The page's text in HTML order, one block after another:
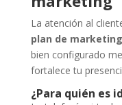
La atención al
plan de marketing
bien configurado
fortalece tu
¿Para quién es